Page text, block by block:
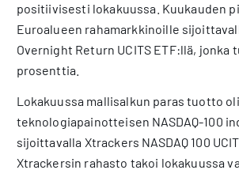
positiivisesti lokakuussa. Kuukauden
Euroalueen rahamarkkinoille
Overnight Return UCITS ETF:llä, jonka
prosenttia.
Lokakuussa mallisalkun paras tuotto oli
teknologiapainotteisen NASDAQ-100
sijoittavalla Xtrackers NASDAQ 100
Xtrackersin rahasto takoi lokakuussa